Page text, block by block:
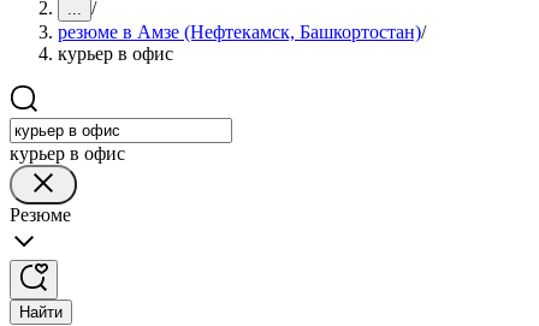
... /
резюме в Амзе (Нефтекамск, Башкортостан)/
курьер в офис
курьер в офис
Резюме
Найти